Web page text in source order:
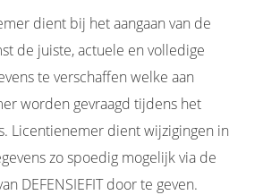
dient bij het aangaan van de
de juiste, actuele en volledige
te verschaffen welke aan
worden gevraagd tijdens het
Licentienemer dient wijzigingen in
zo spoedig mogelijk via de
DEFENSIEFIT door te geven.